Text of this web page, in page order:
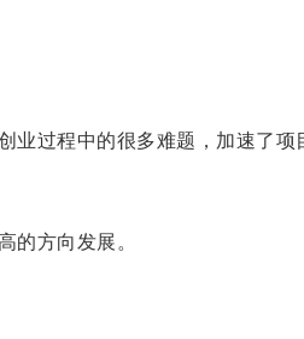
过程中的很多难题，加速了项
方向发展。